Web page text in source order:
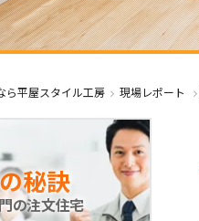
ら平屋スタイル工房 現場レポート
秘訣
の注文住宅